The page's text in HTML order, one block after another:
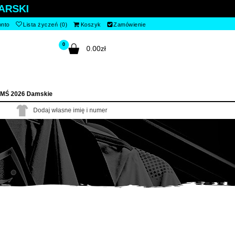
Lista życzeń (0) Koszyk Zamówienie
0
0.00zł
MŚ 2026 Damskie
Dodaj własne imię i numer